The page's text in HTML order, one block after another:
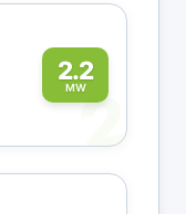
2.2
MW2